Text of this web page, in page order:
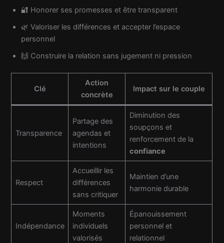
🔐 Honorer ses promesses et être transparent
🌿 Valoriser les différences et accepter l’espace
personnel
🙌 Construire la relation sans jugement ni pression
Clé
Action
concrète
Impact sur le couple
Transparence
Partage des
agendas et
intentions
Diminution des
soupçons et
renforcement de la
confiance
Respect
Accueillir les
différences
sans critiquer
Maintien d’une
harmonie durable
Indépendance
Moments
individuels
valorisés
Épanouissement
personnel et
relationnel